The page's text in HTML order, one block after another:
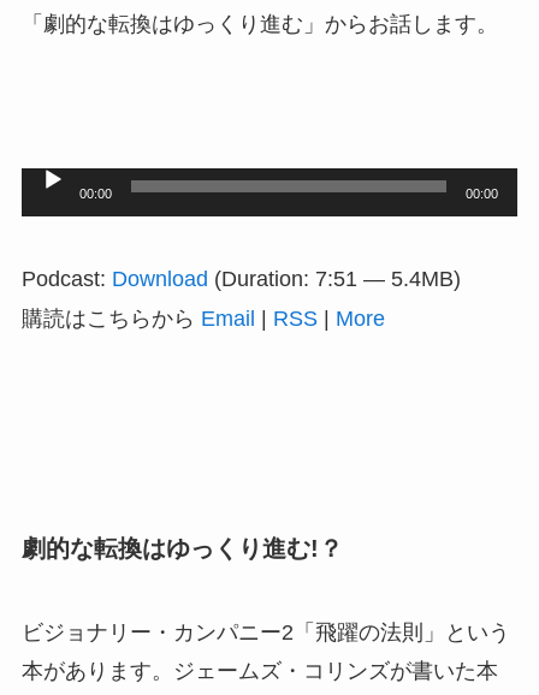
「劇的な転換はゆっくり進む」からお話します。
レ
00:00 00:00
Podcast: Download (Duration: 7:51 — 5.4MB)
購読はこちらから Email | RSS| More
劇的な転換はゆっくり進む!？
ビジョナリー・カンパニー2「飛躍の法則」という
本があります。ジェームズ・コリンズが書いた本